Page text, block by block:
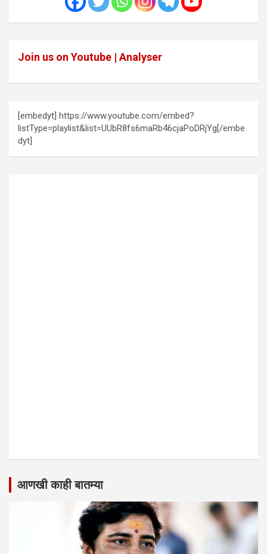
Join us on Youtube | Analyser
[embedyt] https://www.youtube.com/embed?
listType=playlist&list=UUbR8fs6maRb46cjaPoDRjYg[/embe
dyt]
आणखी काही बातम्या